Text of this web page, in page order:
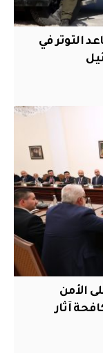
التوتر في
الأمن
آثار